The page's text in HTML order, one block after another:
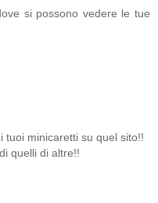
si possono vedere le tue
tuoi minicaretti su quel sito!!
quelli di altre!!